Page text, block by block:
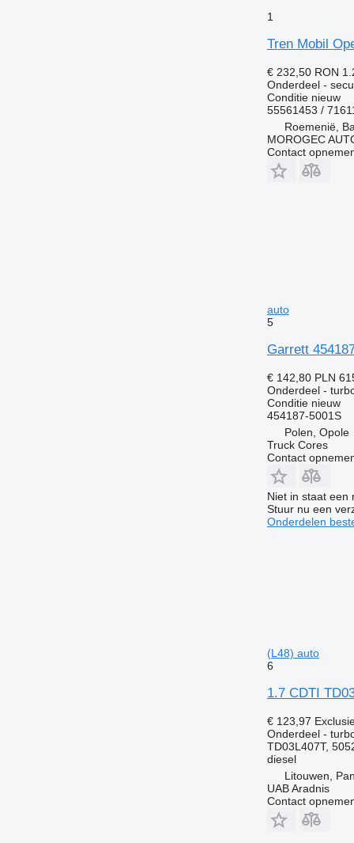
1
Tren Mobil
€ 232,50 RON
Onderdeel -
Conditienieuw
55561453 /
Roemenië,
MOROGEC
Contact
auto
5
Garrett
€ 142,80 PLN
Onderdeel -
Conditienieuw
454187-5001S
Polen, Opole
Truck Cores
Contact
Niet in staat een
Stuur nu een
Onderdelen
(L48) auto
6
1.7 CDTI
€ 123,97
Onderdeel -
TD03L407T,
diesel
Litouwen,
UAB Aradnis
Contact